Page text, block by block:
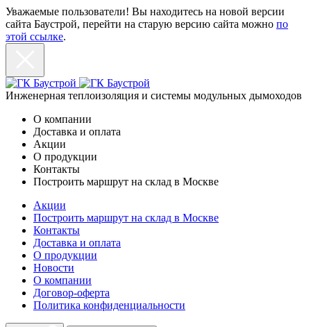
Уважаемые пользователи! Вы находитесь на новой версии
сайта Баустрой, перейти на старую версию сайта можно по
этой ссылке.
Инженерная теплоизоляция и системы модульных дымоходов
О компании
Доставка и оплата
Акции
О продукции
Контакты
Построить маршрут на склад в Москве
Акции
Построить маршрут на склад в Москве
Контакты
Доставка и оплата
О продукции
Новости
О компании
Договор-оферта
Политика конфиденциальности